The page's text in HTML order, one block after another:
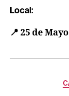
Local:
📍 25 de